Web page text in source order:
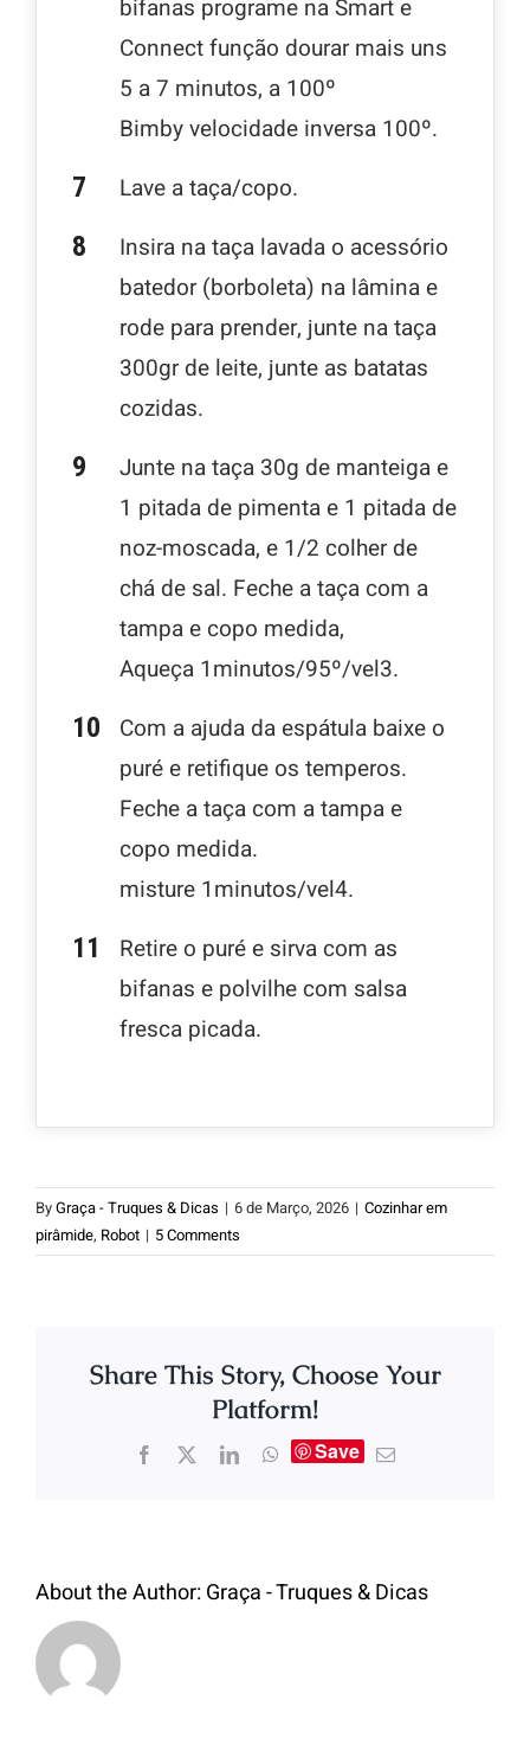
bifanas programe na Smart e
Connect função dourar mais uns
5 a 7 minutos, a 100º
Bimby velocidade inversa 100º.
Lave a taça/copo.
Insira na taça lavada o acessório
batedor (borboleta) na lâmina e
rode para prender, junte na taça
300gr de leite, junte as batatas
cozidas.
Junte na taça 30g de manteiga e
1 pitada de pimenta e 1 pitada de
noz-moscada, e 1/2 colher de
chá de sal. Feche a taça com a
tampa e copo medida,
Aqueça 1minutos/95º/vel3.
Com a ajuda da espátula baixe o
puré e retifique os temperos.
Feche a taça com a tampa e
copo medida.
misture 1minutos/vel4.
Retire o puré e sirva com as
bifanas e polvilhe com salsa
fresca picada.
ByGraça - Truques & Dicas | 6 de Março, 2026 | Cozinhar em
pirâmide, Robot | 5 Comments
Share This Story, Choose Your
Platform!
Save
About the Author:Graça - Truques & Dicas